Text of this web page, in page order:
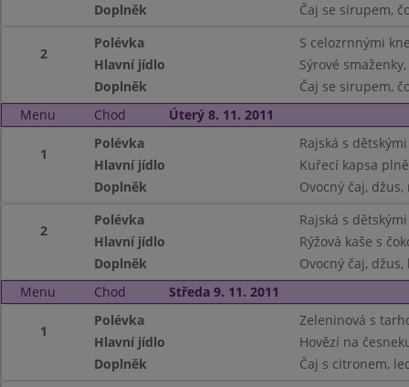
Doplněk
Čaj se sirupem,
2
Polévka
S celozrnnými
Hlavní jídlo
Sýrové
Doplněk
Čaj se sirupem,
Menu
Chod Úterý 8. 11. 2011
1
Polévka
Rajská s
Hlavní jídlo
Kuřecí kapsa
Doplněk
Ovocný čaj,
2
Polévka
Rajská s
Hlavní jídlo
Rýžová kaše s
Doplněk
Ovocný čaj, džus,
Menu
Chod Středa 9. 11. 2011
1
Polévka
Zeleninová s
Hlavní jídlo
Hovězí na
Doplněk
Čaj s citronem,